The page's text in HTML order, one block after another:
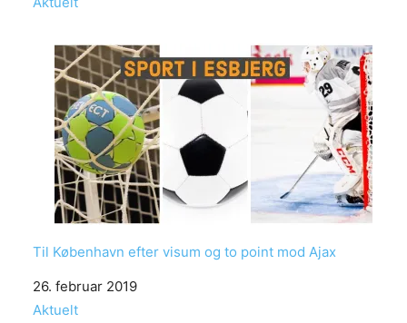
Til København efter visum og to point mod Ajax
Date
26. februar 2019
In relation to
Aktuelt